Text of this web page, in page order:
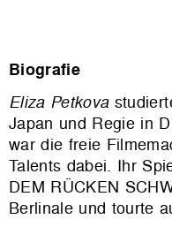
Biografie
Eliza Petkova
Japan und Regie in
war die freie
Talents dabei. Ihr
DEM RÜCKEN
Berlinale und tourte